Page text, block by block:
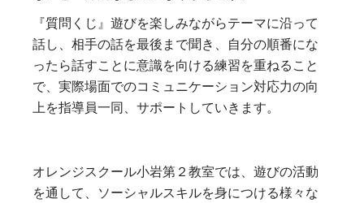
『質問くじ』遊びを楽しみながらテーマに沿って
話し、相手の話を最後まで聞き、自分の順番にな
ったら話すことに意識を向ける練習を重ねること
で、実際場面でのコミュニケーション対応力の向
上を指導員一同、サポートしていきます。
オレンジスクール小岩第２教室では、遊びの活動
を通して、ソーシャルスキルを身につける様々な